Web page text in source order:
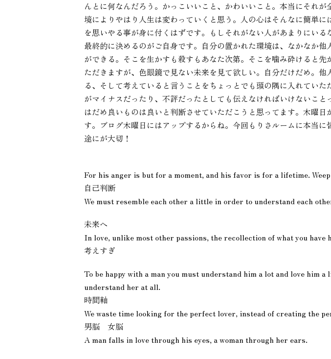
んとに何なんだろう。かっこいいこと、かわいいこと。本当にそれ
境によりやはり人生は変わっていくと思う。人の心はそんなに簡単
を思いやる事が身に付くはずです。もしそれがない人があまりにい
最終的に決めるのがご自身です。自分の置かれた環境は、なかなか
ができる。そこを生かすも殺すもあなた次第。そこを噛み砕けると
ただきますが、色眼鏡で見ない未来を見て欲しい。自分だけだめ。
る、そして考えていると言うことをちょっとでも頭の隅に入れてい
がマイナスだったり、不評だったとしても伝えなければいけないこ
はだめ良いものは良いと判断させていただこうと思ってます。木曜
す。ブログ木曜日にはアップするからね。今回もりさルームに本当
途にが大切！
For his anger is but for a moment, and his favor is for a lifetime.
自己判断
We must resemble each other a little in order to understand each
未来へ
In love, unlike most other passions, the recollection of what you
考えすぎ
To be happy with a man you must understand him a lot and love him
understand her at all.
時間軸
We waste time looking for the perfect lover, instead of creating the
男脳 女脳
A man falls in love through his eyes, a woman through her ears.